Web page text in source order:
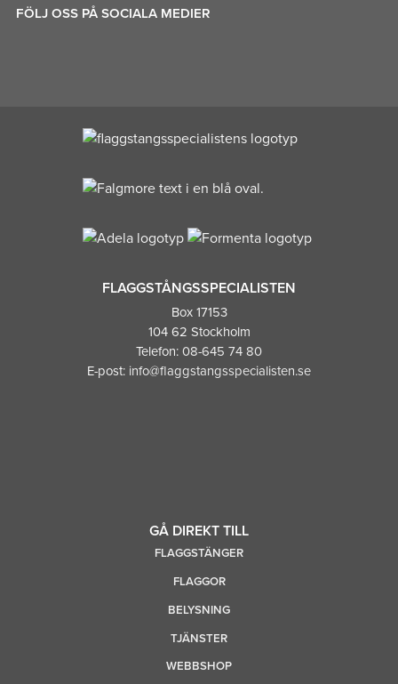
FÖLJ OSS PÅ SOCIALA MEDIER
FLAGGSTÅNGSSPECIALISTEN
Box 17153
104 62 Stockholm
Telefon: 08-645 74 80
E-post: info@flaggstangsspecialisten.se
GÅ DIREKT TILL
FLAGGSTÄNGER
FLAGGOR
BELYSNING
TJÄNSTER
WEBBSHOP